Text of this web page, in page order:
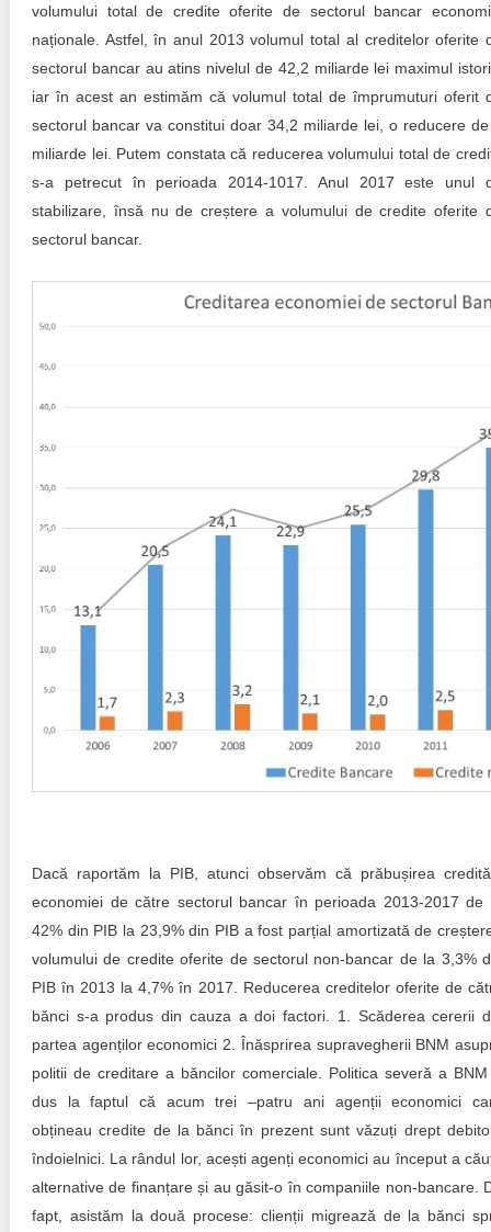
Buletin EU-STRAT
Aplică la BUNELE PRACTICI
Transparența întreprinderilor de stat
Cele mai bune și cele mai proaste politici locale din
publice-cheie din Moldova
volumului total de credite oferite de sectorul bancar
naționale. Astfel, în anul 2013 volumul total al creditelor oferite
sectorul bancar au atins nivelul de 42,2 miliarde lei maximul
iar în acest an estimăm că volumul total de împrumuturi oferit
sectorul bancar va constitui doar 34,2 miliarde lei, o reducere
miliarde lei. Putem constata că reducerea volumului total de
s-a petrecut în perioada 2014-1017. Anul 2017 este unul
stabilizare, însă nu de creștere a volumului de credite oferite
sectorul bancar.
Dacă raportăm la PIB, atunci observăm că prăbușirea
economiei de către sectorul bancar în perioada 2013-2017 de
42% din PIB la 23,9% din PIB a fost parțial amortizată de
volumului de credite oferite de sectorul non-bancar de la 3,3%
PIB în 2013 la 4,7% în 2017. Reducerea creditelor oferite de
bănci s-a produs din cauza a doi factori. 1. Scăderea cererii
partea agenților economici 2. Înăsprirea supravegherii BNM
politii de creditare a băncilor comerciale. Politica severă a
dus la faptul că acum trei –patru ani agenții economici
obțineau credite de la bănci în prezent sunt văzuți drept
îndoielnici. La rândul lor, acești agenți economici au început a
alternative de finanțare și au găsit-o în companiile non-bancare.
fapt, asistăm la două procese: clienții migrează de la bănci